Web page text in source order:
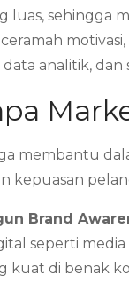
luas, sehingga
analitik,
membantu
kepuasan
Brand
seperti
kuat di benak